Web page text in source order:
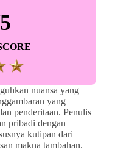
nuansa yang
yang
penderitaan. Penulis
pribadi dengan
kutipan dari
makna tambahan.